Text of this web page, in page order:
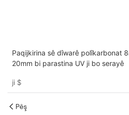
Paqijkirina sê dîwarê polîkarbonat
20mm bi parastina UV ji bo serayê
ji $
Pêş